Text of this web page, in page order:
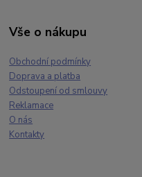
Vše o nákupu
Obchodní podmínky
Doprava a platba
Odstoupení od smlouvy
Reklamace
O nás
Kontakty